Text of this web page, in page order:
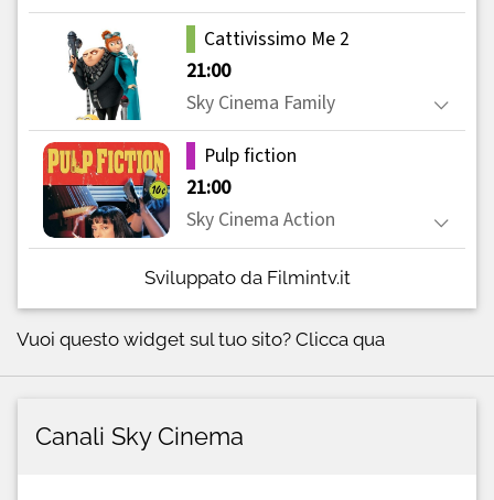
Sviluppato da Filmintv.it
Vuoi questo widget sul tuo sito? Clicca qua
Canali Sky Cinema